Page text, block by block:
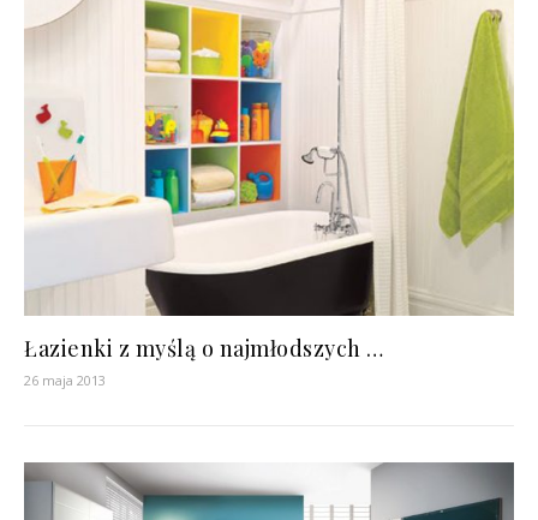
Łazienki z myślą o najmłodszych …
26 maja 2013